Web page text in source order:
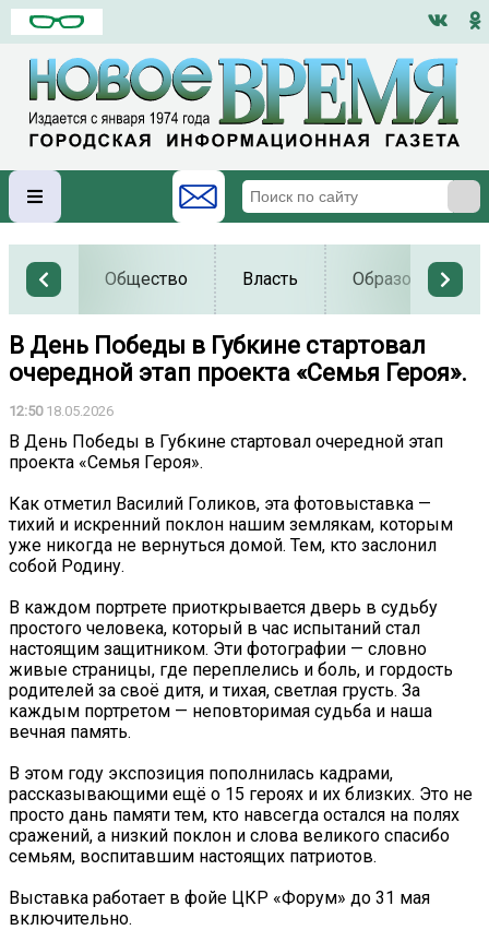
Общество Власть Образование
В День Победы в Губкине стартовал
очередной этап проекта «Семья Героя».
12:5018.05.2026
В День Победы в Губкине стартовал очередной этап
проекта «Семья Героя».
Как отметил Василий Голиков, эта фотовыставка —
тихий и искренний поклон нашим землякам, которым
уже никогда не вернуться домой. Тем, кто заслонил
собой Родину.
В каждом портрете приоткрывается дверь в судьбу
простого человека, который в час испытаний стал
настоящим защитником. Эти фотографии — словно
живые страницы, где переплелись и боль, и гордость
родителей за своё дитя, и тихая, светлая грусть. За
каждым портретом — неповторимая судьба и наша
вечная память.
В этом году экспозиция пополнилась кадрами,
рассказывающими ещё о 15 героях и их близких. Это не
просто дань памяти тем, кто навсегда остался на полях
сражений, а низкий поклон и слова великого спасибо
семьям, воспитавшим настоящих патриотов.
Выставка работает в фойе ЦКР «Форум» до 31 мая
включительно.